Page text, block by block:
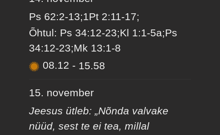
Ps 62:2-13;1Pt 2:11-17;
Õhtul: Ps 34:12-23;Kl 1:1-5a;Ps
34:12-23;Mk 13:1-8
08.12 - 15.58
15. november
Jeesus ütleb: „Nõnda valvake
nüüd, sest te ei tea, millal